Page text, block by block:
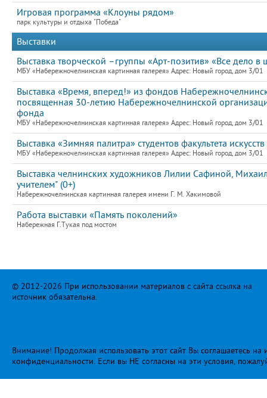
Игровая программа «Клоуны рядом»
парк культуры и отдыха "Победа"
Выставки
Выставка творческой –группы «Арт-позитив» «Все дело в
МБУ «Набережночелнинская картинная галерея» Адрес: Новый город, дом 3/01
Выставка «Время, вперед!» из фондов
посвященная 30-летию Набережночелнинской
фонда
МБУ «Набережночелнинская картинная галерея» Адрес: Новый город, дом 3/01
Выставка «Зимняя палитра» студентов факультета
МБУ «Набережночелнинская картинная галерея» Адрес: Новый город, дом 3/01
Выставка челнинских художников Лилии Сафиной,
учителем" (0+)
Набережночелнинская картинная галерея имени Г. М. Хакимовой
Работа выставки «Память поколений»
Набережная Г.Тукая под мостом
© 2012-2026 При использовании материалов с сайта ссылка на
источник обязательна.
Внимание! Продолжая использовать этот сайт Вы соглашаетесь
конфиденциальности. Если вы НЕ согласны на эти условия,